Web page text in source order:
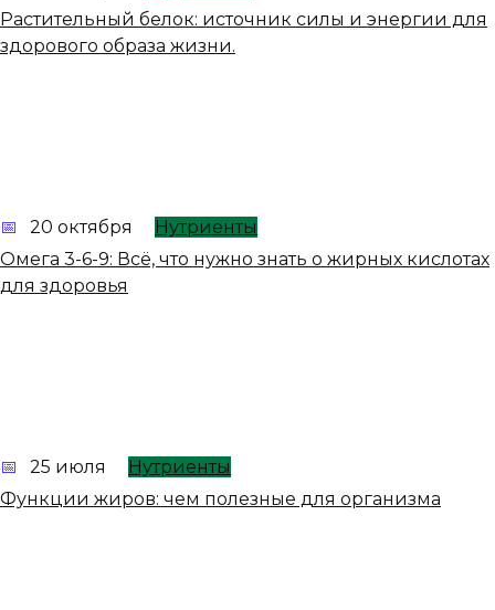
Растительный белок: источник силы и энергии для
здорового образа жизни.
20 октября
Нутриенты
Омега 3-6-9: Всё, что нужно знать о жирных кислотах
для здоровья
25 июля
Нутриенты
Функции жиров: чем полезные для организма